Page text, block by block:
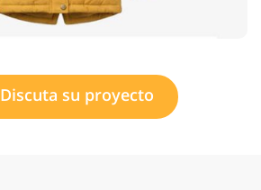
Discuta su proyecto